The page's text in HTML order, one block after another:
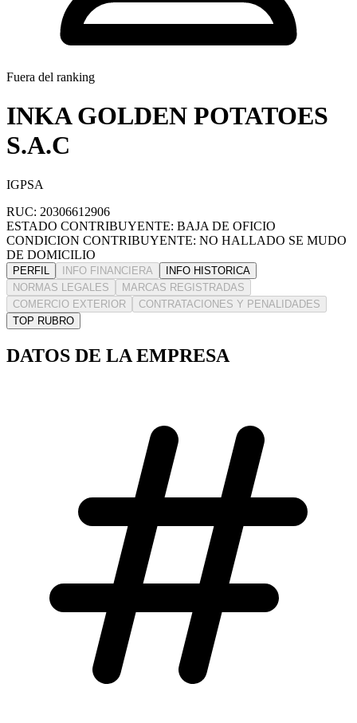
Fuera del ranking
INKA GOLDEN POTATOES
S.A.C
IGPSA
RUC: 20306612906
ESTADO CONTRIBUYENTE: BAJA DE OFICIO
CONDICION CONTRIBUYENTE: NO HALLADO SE MUDO
DE DOMICILIO
PERFIL INFO FINANCIERA
INFO HISTORICA
NORMAS LEGALES
MARCAS REGISTRADAS
COMERCIO EXTERIOR
CONTRATACIONES Y PENALIDADES
TOP RUBRO
DATOS DE LA EMPRESA